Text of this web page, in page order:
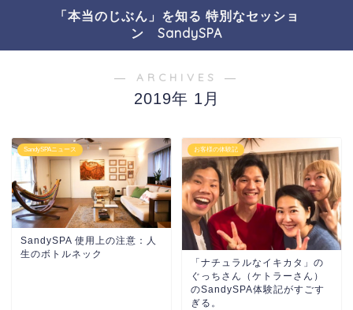
「本当のじぶん」を知る 特別なセッショ
ン SandySPA
― ARCHIVES ―
2019年 1月
SandySPAニュース
SandySPA 使用上の注意：人
生のボトルネック
お客様の体験記
「ナチュラルなイキカタ」の
ぐっちさん（ケトラーさん）
のSandySPA体験記がすごす
ぎる。